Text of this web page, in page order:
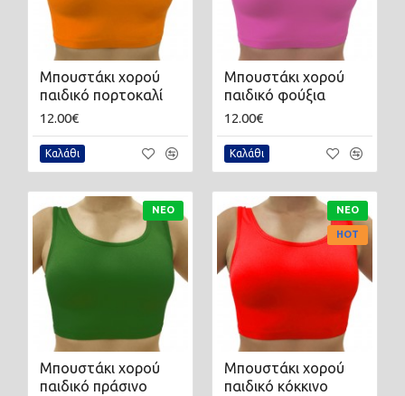
Μπουστάκι χορού
παιδικό πορτοκαλί
12.00€
Καλάθι
Μπουστάκι χορού
παιδικό φούξια
12.00€
Καλάθι
ΝΈΟ
Μπουστάκι χορού
παιδικό πράσινο
ΝΈΟ
HOT
Μπουστάκι χορού
παιδικό κόκκινο